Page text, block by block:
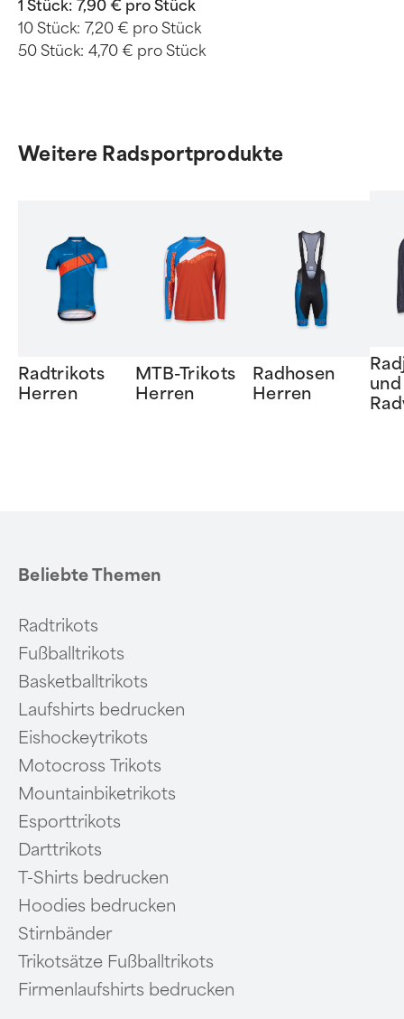
1 Stück: 7,90 € pro Stück
10 Stück: 7,20 € pro Stück
50 Stück: 4,70 € pro Stück
Weitere Radsportprodukte
Radtrikots
Herren
MTB-Trikots
Herren
Radhosen
Herren
und
Beliebte Themen
Radtrikots
Fußballtrikots
Basketballtrikots
Laufshirts bedrucken
Eishockeytrikots
Motocross Trikots
Mountainbiketrikots
Esporttrikots
Darttrikots
T-Shirts bedrucken
Hoodies bedrucken
Stirnbänder
Trikotsätze Fußballtrikots
Firmenlaufshirts bedrucken